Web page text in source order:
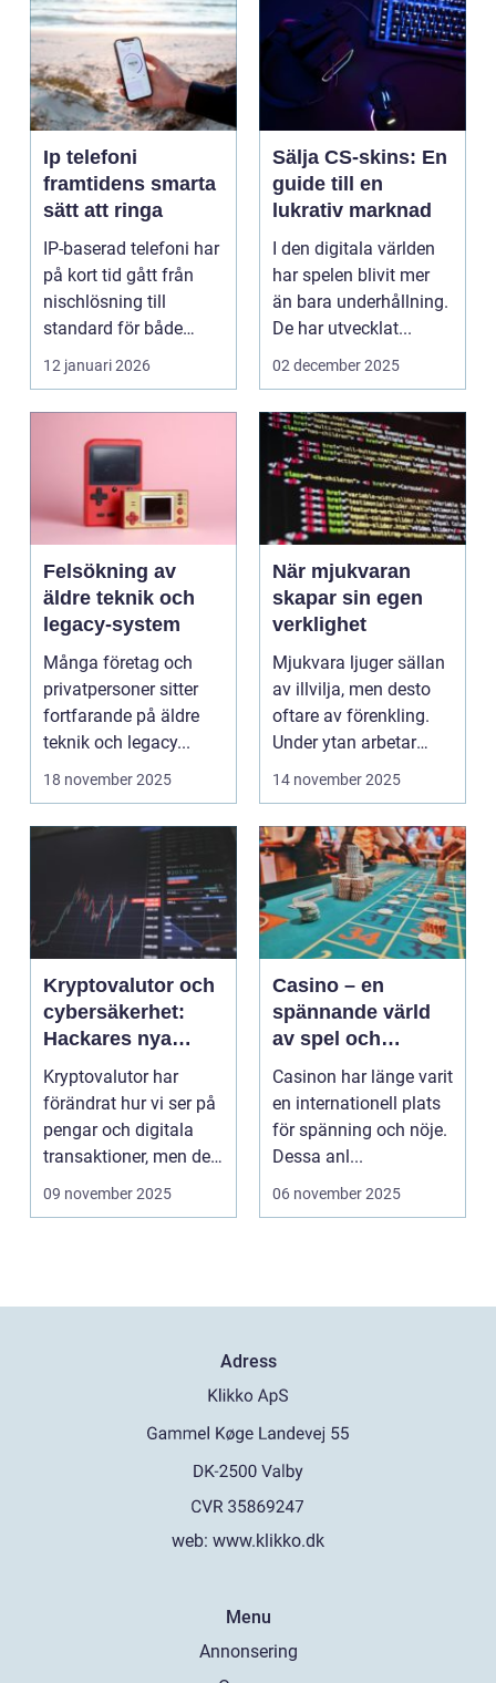
Ip telefoni
framtidens smarta
sätt att ringa
IP-baserad telefoni har
på kort tid gått från
nischlösning till
standard för både
företag och privat...
12 januari 2026
Sälja CS-skins: En
guide till en
lukrativ marknad
I den digitala världen
har spelen blivit mer
än bara underhållning.
De har utvecklat...
02 december 2025
Felsökning av
äldre teknik och
legacy-system
Många företag och
privatpersoner sitter
fortfarande på äldre
teknik och legacy...
18 november 2025
När mjukvaran
skapar sin egen
verklighet
Mjukvara ljuger sällan
av illvilja, men desto
oftare av förenkling.
Under ytan arbetar
pro...
14 november 2025
Kryptovalutor och
cybersäkerhet:
Hackares nya
lekplats
Kryptovalutor har
förändrat hur vi ser på
pengar och digitala
transaktioner, men de
...
09 november 2025
Casino – en
spännande värld
av spel och
underhållning
Casinon har länge varit
en internationell plats
för spänning och nöje.
Dessa anl...
06 november 2025
Adress
web: www.klikko.dk
Menu
Annonsering